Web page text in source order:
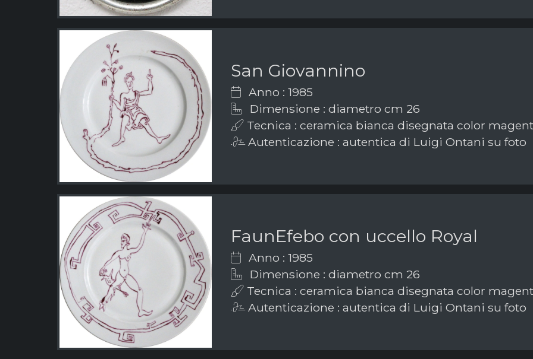
San Giovannino
Anno : 1985
Dimensione : diametro cm 26
Tecnica : ceramica bianca disegnata color
Autenticazione : autentica di Luigi Ontani su foto
FaunEfebo con uccello Royal
Anno : 1985
Dimensione : diametro cm 26
Tecnica : ceramica bianca disegnata color
Autenticazione : autentica di Luigi Ontani su foto